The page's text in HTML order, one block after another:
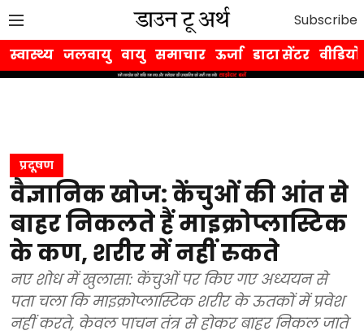
Subscribe
स्वास्थ्य जलवायु वायु समाचार ऊर्जा डाटा सेंटर वीडियो
प्रदूषण
वैज्ञानिक खोज: केंचुओं की आंत से
बाहर निकलते हैं माइक्रोप्लास्टिक
के कण, शरीर में नहीं रुकते
नए शोध में खुलासा: केंचुओं पर किए गए अध्ययन से
पता चला कि माइक्रोप्लास्टिक शरीर के ऊतकों में प्रवेश
नहीं करते, केवल पाचन तंत्र से होकर बाहर निकल जाते